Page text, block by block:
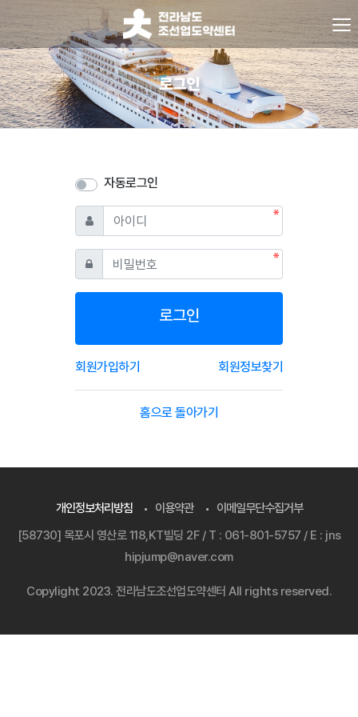
로그인
자동로그인
아이디 필수
비밀번호 필수
로그인
회원가입하기 회원정보찾기
홈으로 돌아가기
개인정보처리방침 이용약관
이메일무단수집거부
[58730] 목포시 영산로 118,KT빌딩 2F / T : 061-801-5757 / E : jns
hipjump@naver.com
Copylight 2023. 전라남도조선업도약센터 All rights reserved.